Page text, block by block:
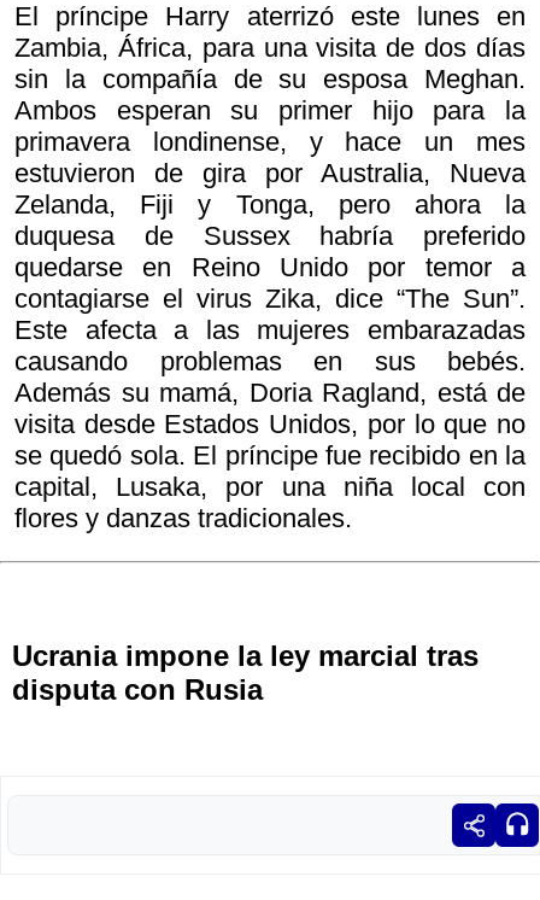
El príncipe Harry aterrizó este lunes en
Zambia, África, para una visita de dos días
sin la compañía de su esposa Meghan.
Ambos esperan su primer hijo para la
primavera londinense, y hace un mes
estuvieron de gira por Australia, Nueva
Zelanda, Fiji y Tonga, pero ahora la
duquesa de Sussex habría preferido
quedarse en Reino Unido por temor a
contagiarse el virus Zika, dice “The Sun”.
Este afecta a las mujeres embarazadas
causando problemas en sus bebés.
Además su mamá, Doria Ragland, está de
visita desde Estados Unidos, por lo que no
se quedó sola. El príncipe fue recibido en la
capital, Lusaka, por una niña local con
flores y danzas tradicionales.
Ucrania impone la ley marcial tras
disputa con Rusia